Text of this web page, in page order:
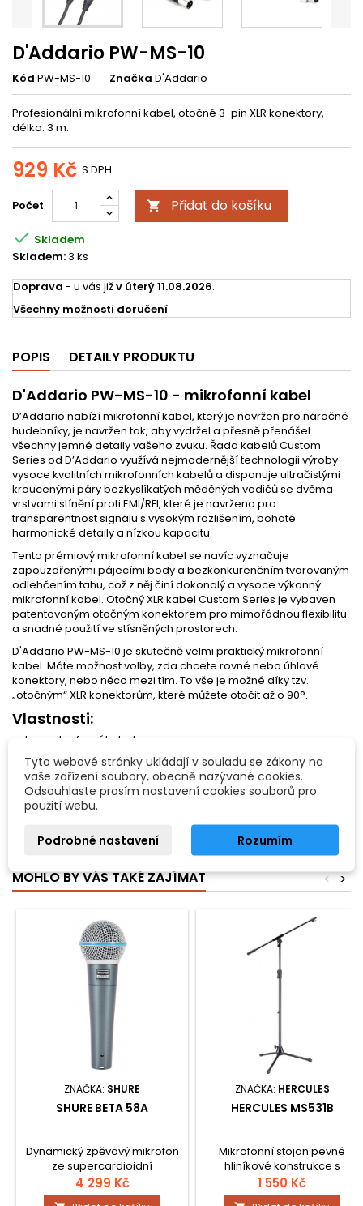
D'Addario PW-MS-10
Kód PW-MS-10 Značka D'Addario
Profesionální mikrofonní kabel, otočné 3-pin XLR konektory,
délka: 3 m.
929 Kč S DPH
Počet  Přidat do košíku
 Skladem
Skladem:3 ks
Doprava - u vás jižv úterý 11.08.2026.
Všechny možnosti doručení
POPIS DETAILY PRODUKTU
D'Addario PW-MS-10 - mikrofonní kabel
D’Addario nabízí mikrofonní kabel, který je navržen pro náročné
hudebníky, je navržen tak, aby vydržel a přesně přenášel
všechny jemné detaily vašeho zvuku. Řada kabelů Custom
Series od D’Addario využívá nejmodernější technologii výroby
vysoce kvalitních mikrofonních kabelů a disponuje ultračistými
kroucenými páry bezkyslíkatých měděných vodičů se dvěma
vrstvami stínění proti EMI/RFI, které je navrženo pro
transparentnost signálu s vysokým rozlišením, bohaté
harmonické detaily a nízkou kapacitu.
Tento prémiový mikrofonní kabel se navíc vyznačuje
zapouzdřenými pájecími body a bezkonkurenčním tvarovaným
odlehčením tahu, což z něj činí dokonalý a vysoce výkonný
mikrofonní kabel. Otočný XLR kabel Custom Series je vybaven
patentovaným otočným konektorem pro mimořádnou flexibilitu
a snadné použití ve stísněných prostorech.
D'Addario PW-MS-10 je skutečně velmi praktický mikrofonní
kabel. Máte možnost volby, zda chcete rovné nebo úhlové
konektory, nebo něco mezi tím. To vše je možné díky tzv.
„otočným“ XLR konektorům, které můžete otočit až o 90°.
Vlastnosti:
typ: mikrofonní kabel
konektor č.1: 3-pin XLR samec
konektor č.2: 3-pi XLR samice
24 karátové pozlacené konektory pro čistý přenos signálu a
odolnost proti korozi
vodič z bezkyslíkaté mědi
země výroby: Taiwan
MOHLO BY VÁS TAKÉ ZAJÍMAT >
<
ZNAČKA: SHURE
SHURE BETA 58A
Dynamický zpěvový mikrofon
ze supercardioidní
charakteristikou. Má velmi
přirozený zvuk a vysokou
4 299 Kč
ZNAČKA: HERCULES
HERCULES MS531B
Mikrofonní stojan pevné
hliníkové konstrukce s
nastavitelnou výškou 104,5 -
168 cm. Délka ramene 78
1 550 Kč
Tyto webové stránky ukládají v souladu se zákony na
vaše zařízení soubory, obecně nazývané cookies.
Odsouhlaste prosím nastavení cookies souborů pro
použití webu.
Podrobné nastavení Rozumím